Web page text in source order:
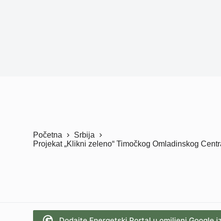
Početna
Srbija
Projekat „Klikni zeleno“ Timočkog Omladinskog